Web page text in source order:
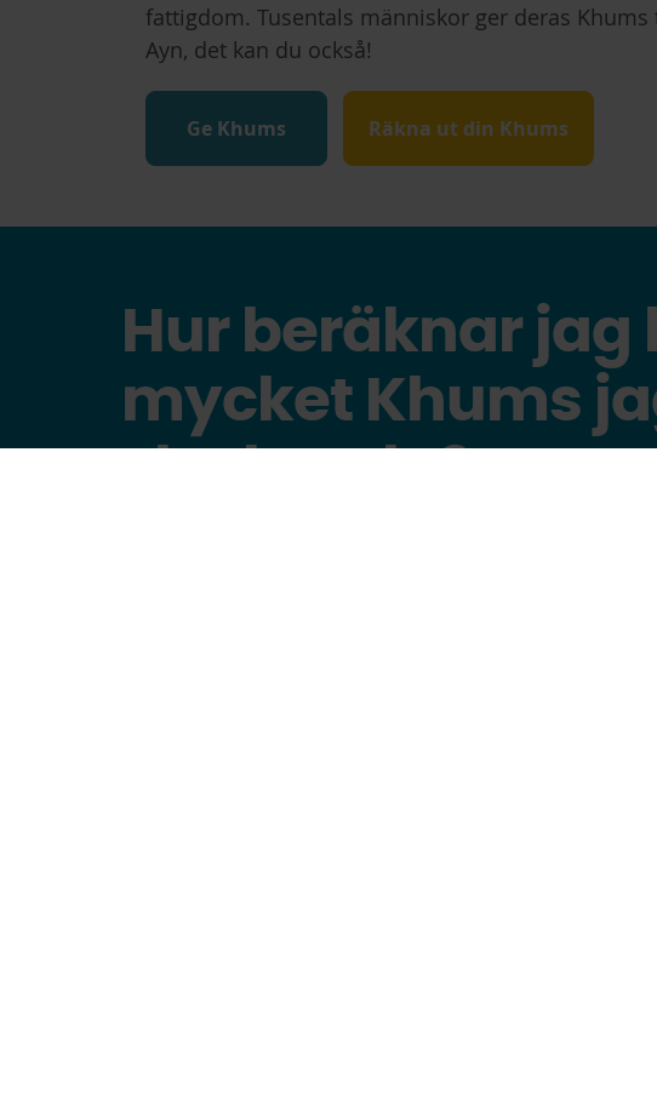
fattigdom. Tusentals människor ger deras Khums
Ayn, det kan du också!
Ge Khums Räkna ut din Khums
Hur beräknar jag
mycket Khums